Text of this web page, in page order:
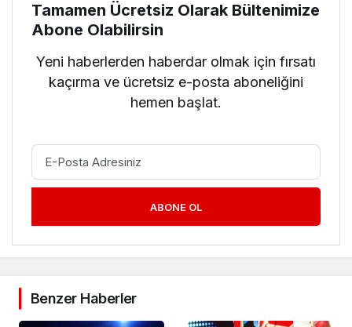
Tamamen Ücretsiz Olarak Bültenimize
Abone Olabilirsin
Yeni haberlerden haberdar olmak için fırsatı
kaçırma ve ücretsiz e-posta aboneliğini
hemen başlat.
ABONE OL
Benzer Haberler